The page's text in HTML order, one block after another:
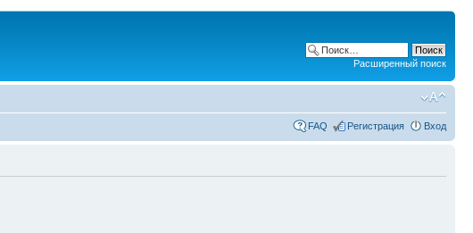
Расширенный поиск
FAQ Регистрация Вход